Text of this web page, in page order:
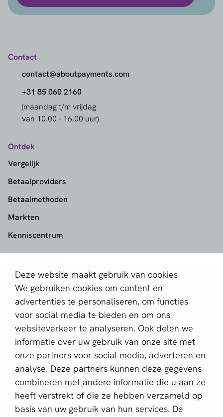
Deze website maakt gebruik van cookies
We gebruiken cookies om content en
advertenties te personaliseren, om functies
voor social media te bieden en om ons
websiteverkeer te analyseren. Ook delen we
informatie over uw gebruik van onze site met
onze partners voor social media, adverteren en
analyse. Deze partners kunnen deze gegevens
combineren met andere informatie die u aan ze
heeft verstrekt of die ze hebben verzameld op
basis van uw gebruik van hun services. De
Contact
contact@aboutpayments.com
+31 85 060 2160
(maandag t/m vrijdag
van 10.00 - 16.00 uur)
Ontdek
Vergelijk
Betaalproviders
Betaalmethoden
Markten
Kenniscentrum
Contact
Over ons
Partner worden
Schrijf je in voor de nieuwsbrief
E-mailadres *
Deze website wordt beschermd door reCAPTCHA en het